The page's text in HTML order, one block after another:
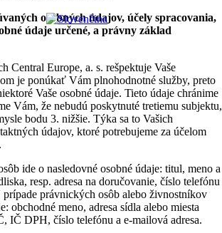
osobných údajov, účely spracovania,
údaje určené, a právny základ
Central Europe, a. s. rešpektuje Vaše
je ponúkať Vám plnohodnotné služby, preto
Vaše osobné údaje. Tieto údaje chránime
Vám, že nebudú poskytnuté tretiemu subjektu,
bodu 3. nižšie. Týka sa to Vašich
údajov, ktoré potrebujeme za účelom
ide o nasledovné osobné údaje: titul, meno a
resp. adresa na doručovanie, číslo telefónu
prípade právnických osôb alebo živnostníkov
obchodné meno, adresa sídla alebo miesta
IČ DPH, číslo telefónu a e-mailová adresa.